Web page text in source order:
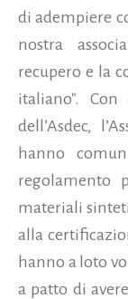
di adempiere
nostra
recupero e la
italiano". Con
dell’Asdec,
hanno
regolamento
materiali
alla
hanno a loto
a patto di